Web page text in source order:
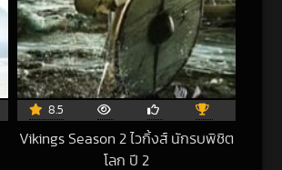
8.5
Vikings Season 2 ไวกิ้งส์ นักรบพิชิต
โลก ปี 2